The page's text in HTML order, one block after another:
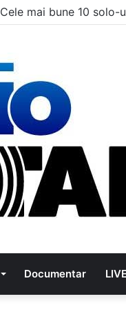
Cele mai bune 10 solo-
Documentar